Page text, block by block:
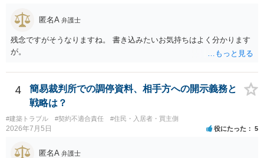
匿名A 弁護士
残念ですがそうなりますね。 書き込みたいお気持ちはよく分かります
が。
4
簡易裁判所での調停資料、相手方への開示義務と
戦略は？
#建築トラブル #契約不適合責任 #住民・入居者・買主側
2026年7月5日 役にたった 5
匿名A 弁護士